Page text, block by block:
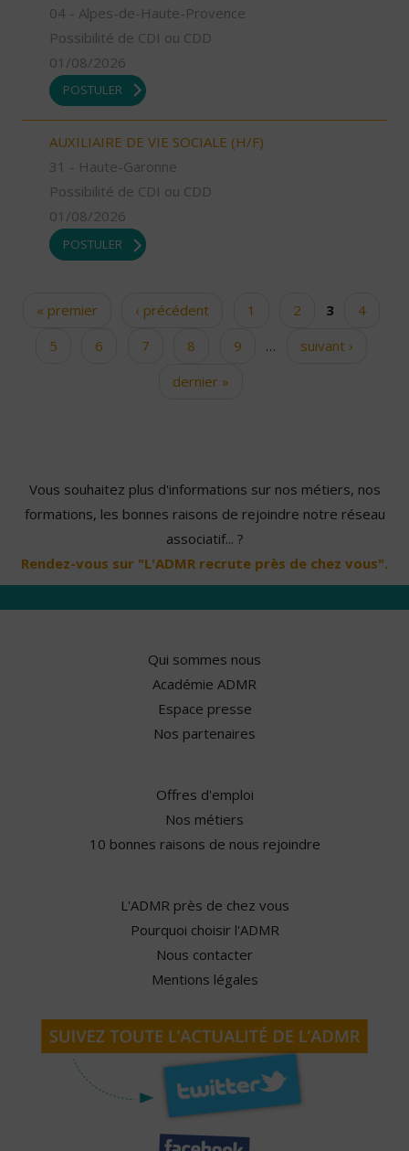
04 - Alpes-de-Haute-Provence
Possibilité de CDI ou CDD
01/08/2026
POSTULER
AUXILIAIRE DE VIE SOCIALE (H/F)
31 - Haute-Garonne
Possibilité de CDI ou CDD
01/08/2026
POSTULER
Pages« premier ‹ précédent 1 2 3
4
5
6 7 8 9 …
suivant ›
dernier »
Vous souhaitez plus d'informations sur nos métiers, nos
formations, les bonnes raisons de rejoindre notre réseau
associatif... ?
Rendez-vous sur "L'ADMR recrute près de chez vous".
Qui sommes nous
Académie ADMR
Espace presse
Nos partenaires
Offres d'emploi
Nos métiers
10 bonnes raisons de nous rejoindre
L'ADMR près de chez vous
Pourquoi choisir l'ADMR
Nous contacter
Mentions légales